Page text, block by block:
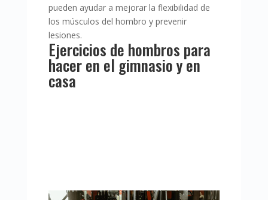
pueden ayudar a mejorar la flexibilidad de
los músculos del hombro y prevenir
lesiones.
Ejercicios de hombros para
hacer en el gimnasio y en
casa